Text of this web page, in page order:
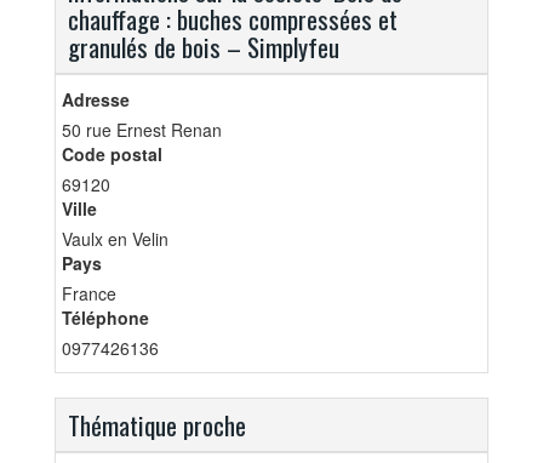
chauffage : buches compressées et
granulés de bois – Simplyfeu
Adresse
50 rue Ernest Renan
Code postal
69120
Ville
Vaulx en Velin
Pays
France
Téléphone
0977426136
Thématique proche